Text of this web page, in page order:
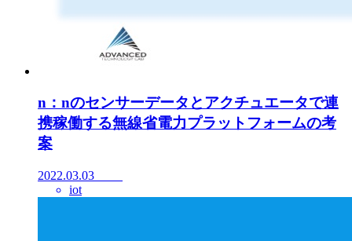
n：nのセンサーデータとアクチュエータで連
携稼働する無線省電力プラットフォームの考
案
2022.03.03
iot